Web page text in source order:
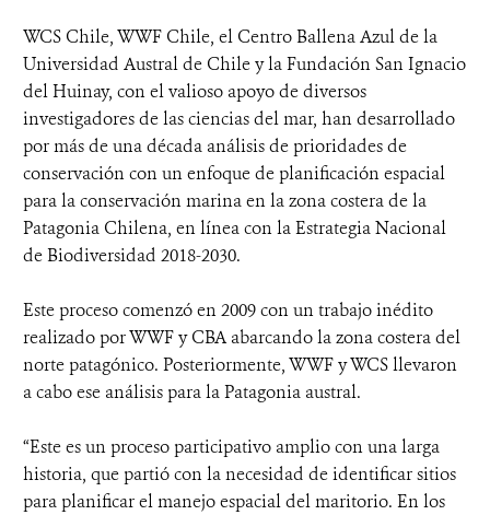
WCS Chile, WWF Chile, el Centro Ballena Azul de la
Universidad Austral de Chile y la Fundación San Ignacio
del Huinay, con el valioso apoyo de diversos
investigadores de las ciencias del mar, han desarrollado
por más de una década análisis de prioridades de
conservación con un enfoque de planificación espacial
para la conservación marina en la zona costera de la
Patagonia Chilena, en línea con la Estrategia Nacional
de Biodiversidad 2018-2030.
Este proceso comenzó en 2009 con un trabajo inédito
realizado por WWF y CBA abarcando la zona costera del
norte patagónico. Posteriormente, WWF y WCS llevaron
a cabo ese análisis para la Patagonia austral.
“Este es un proceso participativo amplio con una larga
historia, que partió con la necesidad de identificar sitios
para planificar el manejo espacial del maritorio. En los